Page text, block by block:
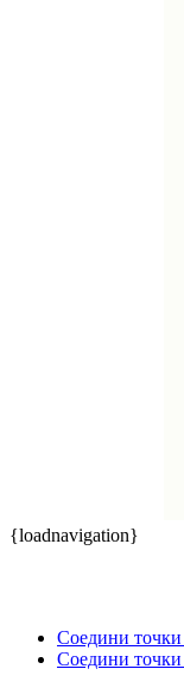
{loadnavigation}
Соедини
Соедини